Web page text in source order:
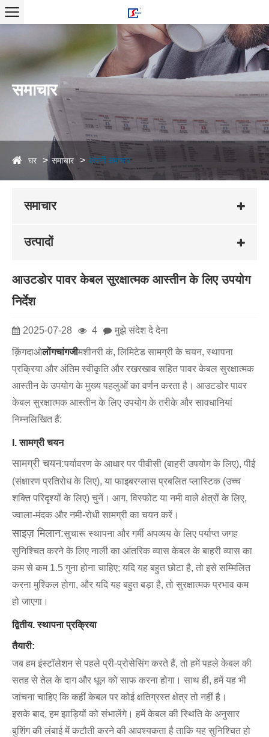
समाचार
घर समाचार कंपनी समाचार
समाचार
उत्पादों
आउटडोर पावर केबल सुरक्षात्मक आस्तीन के लिए उपयोग
निर्देश
2025-07-28 4 मुझे संदेश दे देना
क़िंगदाओलोंगचांगजीमशीनरी कं, लिमिटेड सामग्री के चयन, स्थापना
प्रक्रिया और अंतिम स्वीकृति और रखरखाव सहित पावर केबल सुरक्षात्मक
आस्तीन के उपयोग के मुख्य पहलुओं का वर्णन करता है। आउटडोर पावर
केबल सुरक्षात्मक आस्तीन के लिए उपयोग के तरीके और सावधानियां
निम्नलिखित हैं:
I. सामग्री चयन
सामग्री चयन:पर्यावरण के आधार पर पीवीसी (बाहरी उपयोग के लिए), पीई
(संक्षारण प्रतिरोध के लिए), या फाइबरग्लास प्रबलित प्लास्टिक (उच्च
शक्ति परिदृश्यों के लिए) चुनें। आग, विस्फोट या नमी वाले क्षेत्रों के लिए,
ज्वाला-मंदक और नमी-रोधी सामग्री का चयन करें।
साइज़ मिलान:सुचारू स्थापना और गर्मी अपव्यय के लिए पर्याप्त जगह
सुनिश्चित करने के लिए नाली का आंतरिक व्यास केबल के बाहरी व्यास का
कम से कम 1.5 गुना होना चाहिए; यदि यह बहुत छोटा है, तो इसे सम्मिलित
करना मुश्किल होगा, और यदि यह बहुत बड़ा है, तो सुरक्षात्मक प्रभाव कम
हो जाएगा।
द्वितीय. स्थापना प्रक्रिया
तैयारी:
जब हम इंस्टॉलेशन से पहले प्री-प्रोसेसिंग करते हैं, तो हमें पहले केबल की
सतह से तेल के दाग और धूल को साफ करना होगा। साथ ही, हमें यह भी
जांचना चाहिए कि कहीं केबल पर कोई क्षतिग्रस्त क्षेत्र तो नहीं है।
इसके बाद, हम झाड़ियों को संभालेंगे। हमें केबल की स्थिति के अनुसार
बुशिंग की लंबाई में कटौती करने की आवश्यकता है ताकि यह सुनिश्चित हो